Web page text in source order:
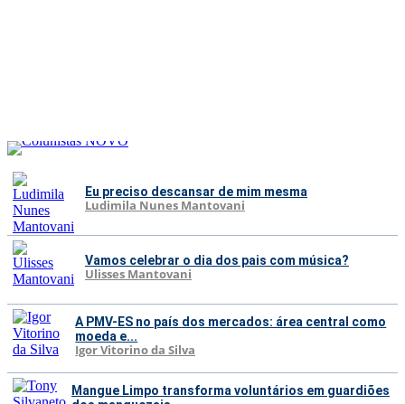
Eu preciso descansar de mim mesma
Ludimila Nunes Mantovani
Vamos celebrar o dia dos pais com música?
Ulisses Mantovani
A PMV-ES no país dos mercados: área central como
moeda e...
Igor Vitorino da Silva
Mangue Limpo transforma voluntários em guardiões